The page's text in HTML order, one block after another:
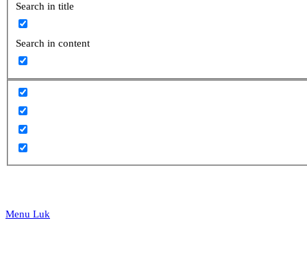
search
Search in title
Search in content
Menu Luk